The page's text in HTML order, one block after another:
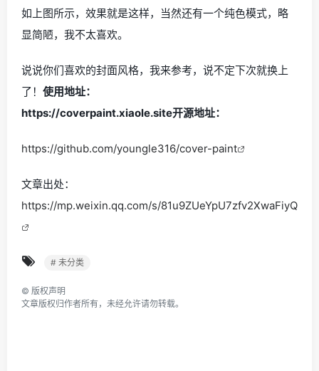
如上图所示，效果就是这样，当然还有一个纯色模式，略
显简陋，我不太喜欢。
说说你们喜欢的封面风格，我来参考，说不定下次就换上
了！ 使用地址：
https://coverpaint.xiaole.site开源地址：
https://github.com/youngle316/cover-paint
文章出处：
https://mp.weixin.qq.com/s/81u9ZUeYpU7zfv2XwaFiyQ
# 未分类
© 版权声明
文章版权归作者所有，未经允许请勿转载。